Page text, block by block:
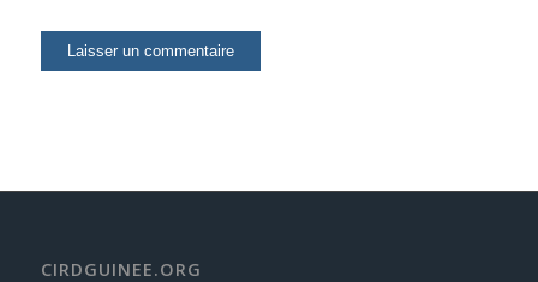
CIRDGUINEE.ORG